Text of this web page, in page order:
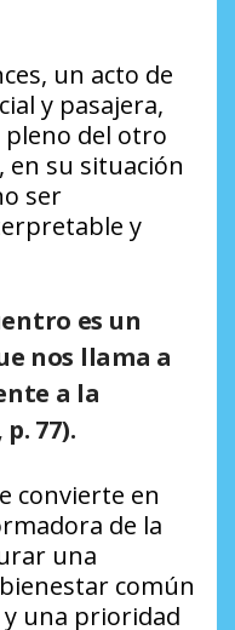
un acto de
y pasajera,
del otro
en su situación
ser
y
es un
nos llama a
a la
77).
convierte en
de la
una
común
una prioridad